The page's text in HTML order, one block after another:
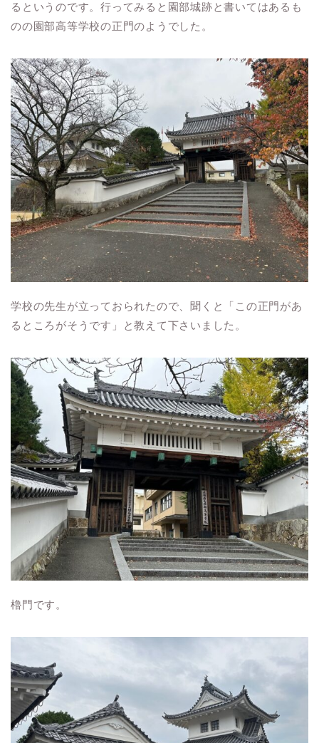
るというのです。行ってみると園部城跡と書いてはあるも
のの園部高等学校の正門のようでした。
学校の先生が立っておられたので、聞くと「この正門があ
るところがそうです」と教えて下さいました。
櫓門です。